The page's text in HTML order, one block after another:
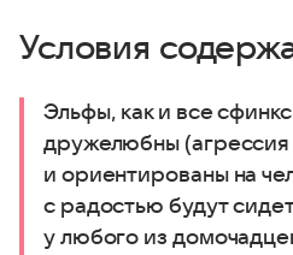
Условия
Эльфы, как и все
дружелюбны
и ориентированы на
с радостью будут
у любого из